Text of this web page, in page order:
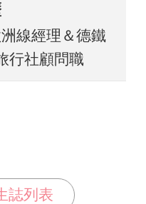
線經理＆德鐵
行社顧問職
誌列表